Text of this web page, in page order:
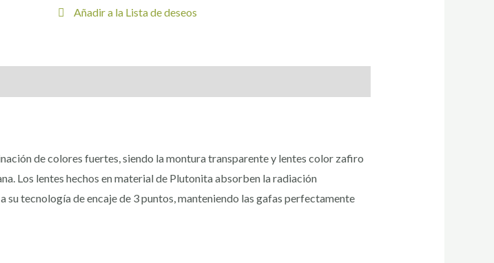
Añadir a la Lista de deseos
de colores fuertes, siendo la montura transparente y lentes color zafiro
Los lentes hechos en material de Plutonita absorben la radiación
tecnología de encaje de 3 puntos, manteniendo las gafas perfectamente